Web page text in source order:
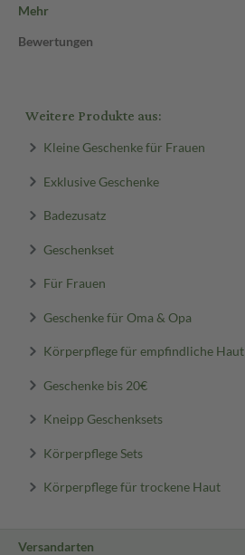
Mehr
Bewertungen
Weitere Produkte aus:
Kleine Geschenke für Frauen
Exklusive Geschenke
Badezusatz
Geschenkset
Für Frauen
Geschenke für Oma & Opa
Körperpflege für empfindliche Haut
Geschenke bis 20€
Kneipp Geschenksets
Körperpflege Sets
Körperpflege für trockene Haut
Versandarten